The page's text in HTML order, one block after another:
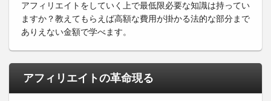
アフィリエイトをしていく上で最低限必要な知識は持ってい
ますか？教えてもらえば高額な費用が掛かる法的な部分まで
ありえない金額で学べます。
アフィリエイトの革命現る